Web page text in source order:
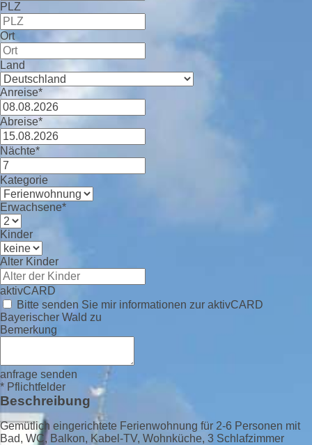
PLZ
Ort
Land
Anreise*
Abreise*
Nächte*
Kategorie
Erwachsene*
Kinder
Alter Kinder
aktivCARD
Bitte senden Sie mir informationen zur aktivCARD
Bayerischer Wald zu
Bemerkung
anfrage senden
* Pflichtfelder
Beschreibung
Gemütlich eingerichtete Ferienwohnung für 2-6 Personen mit
Bad, WC, Balkon, Kabel-TV, Wohnküche, 3 Schlafzimmer